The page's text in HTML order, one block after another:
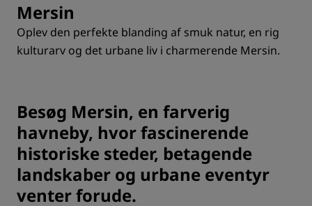
Mersin
Oplev den perfekte blanding af smuk natur, en rig
kulturarv og det urbane liv i charmerende Mersin.
Besøg Mersin, en farverig
havneby, hvor fascinerende
historiske steder, betagende
landskaber og urbane eventyr
venter forude.